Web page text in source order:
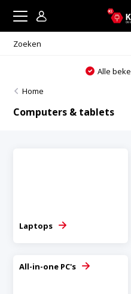
Home
Computers & tablets
Laptops
All-in-one PC's